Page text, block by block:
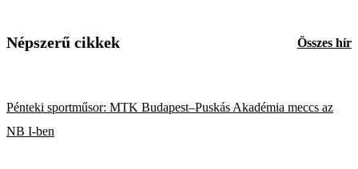
Népszerű cikkek Összes hír
Pénteki sportműsor: MTK Budapest–Puskás Akadémia meccs az
NB I-ben